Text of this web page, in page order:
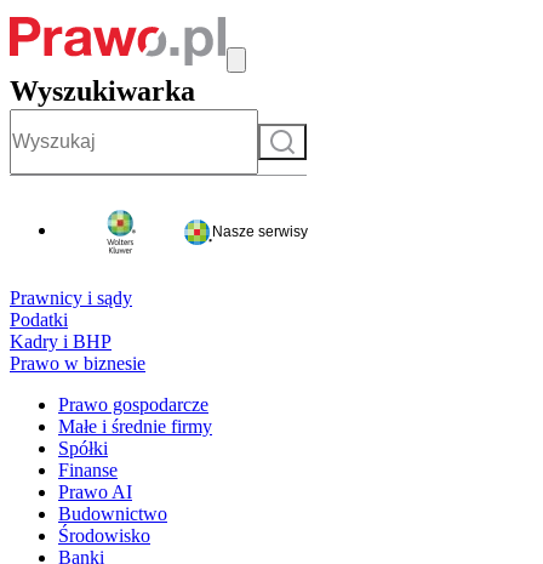
Wyszukiwarka
Szukaj
Nasze serwisy
Prawnicy i sądy
Podatki
Kadry i BHP
Prawo w biznesie
Prawo gospodarcze
Małe i średnie firmy
Spółki
Finanse
Prawo AI
Budownictwo
Środowisko
Banki